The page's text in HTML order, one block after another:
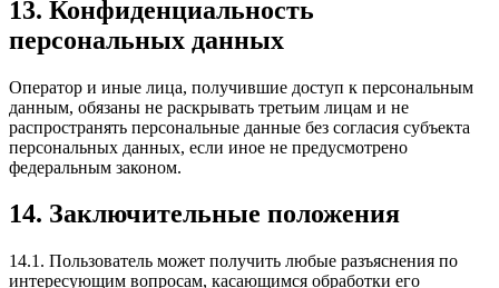
13. Конфиденциальность
персональных данных
Оператор и иные лица, получившие доступ к персональным
данным, обязаны не раскрывать третьим лицам и не
распространять персональные данные без согласия субъекта
персональных данных, если иное не предусмотрено
федеральным законом.
14. Заключительные положения
14.1. Пользователь может получить любые разъяснения по
интересующим вопросам, касающимся обработки его